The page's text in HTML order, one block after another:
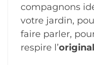
compagnons
votre jardin,
faire parler,
respire l’